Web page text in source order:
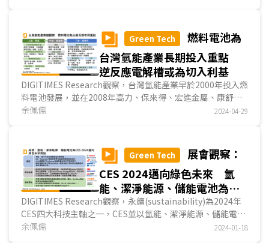
Green Tech
燃料電池為
台灣氫能產業長期投入重點
逆反應電解槽或為切入利基
DIGITIMES Research觀察，台灣氫能產業早於2000年投入燃
料電池發展，並在2008年高力、保來得、宏進金屬、康舒等
台廠成為美商Bloom Energy(簡稱BE)燃料電池關鍵...
余佩儒 2024-04-29
Green Tech
展會觀察：
CES 2024邁向綠色未來 氫
能、潔淨能源、儲能電池為亮
點
DIGITIMES Research觀察，永續(sustainability)為2024年
CES四大科技主軸之一，CES並以氫能、潔淨能源、儲能電池
為邁向綠色未來的關鍵。首先，氫能成為博世(Bosc...
余佩儒 2024-01-18